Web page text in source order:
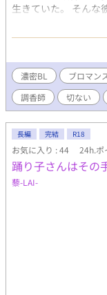
生きていた。 そんな
獅子堂黎（ししどう
聖域を土足で踏み荒
遺した「幻の香水」
に、強引な契約を突
れた湊。 自己犠牲を
い」と軽蔑する湊。
奥深くに潜む「孤独
呪いに縛られた天才
着と救済の物語。
濃密BL ブロマン
調香師
切ない
長編 完結 R18
お気に入り : 44 24h.ポ
踊り子さんはその
藜-LAI-